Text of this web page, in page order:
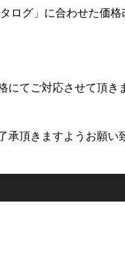
ログ」に合わせた価
てご対応させて頂き
頂きますようお願い